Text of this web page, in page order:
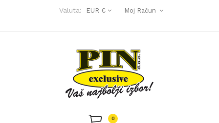
Valuta: EUR € Moj Račun
0